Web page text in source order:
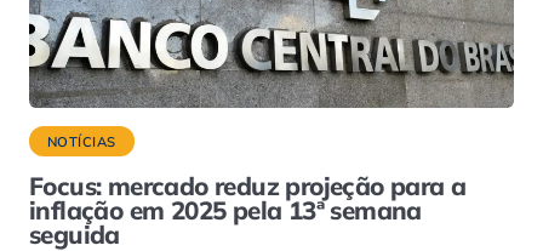
NOTÍCIAS
Focus: mercado reduz projeção para a
inflação em 2025 pela 13ª semana
seguida